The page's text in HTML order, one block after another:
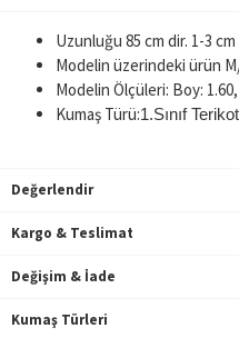
Uzunluğu 85 cm dir. 1-3
Modelin üzerindeki ürün
Modelin Ölçüleri: Boy:
Kumaş Türü:1.Sınıf
Değerlendir
Kargo & Teslimat
Değişim & İade
Kumaş Türleri